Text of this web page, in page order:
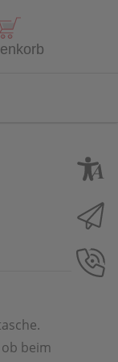
beim